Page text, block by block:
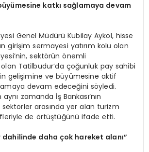
katkı sağlamaya devam
Genel Müdürü Kubilay Aykol, hisse
girişim sermayesi yatırım kolu olan
sektörün önemli
Tatilbudur’da çoğunluk pay sahibi
gelişimine ve büyümesine aktif
devam edeceğini söyledi.
zamanda İş Bankası’nın
arasında yer alan turizm
de örtüştüğünü ifade etti.
dahilinde daha çok hareket alanı”